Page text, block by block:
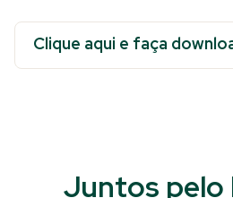
Clique aqui e faça
Juntos pelo